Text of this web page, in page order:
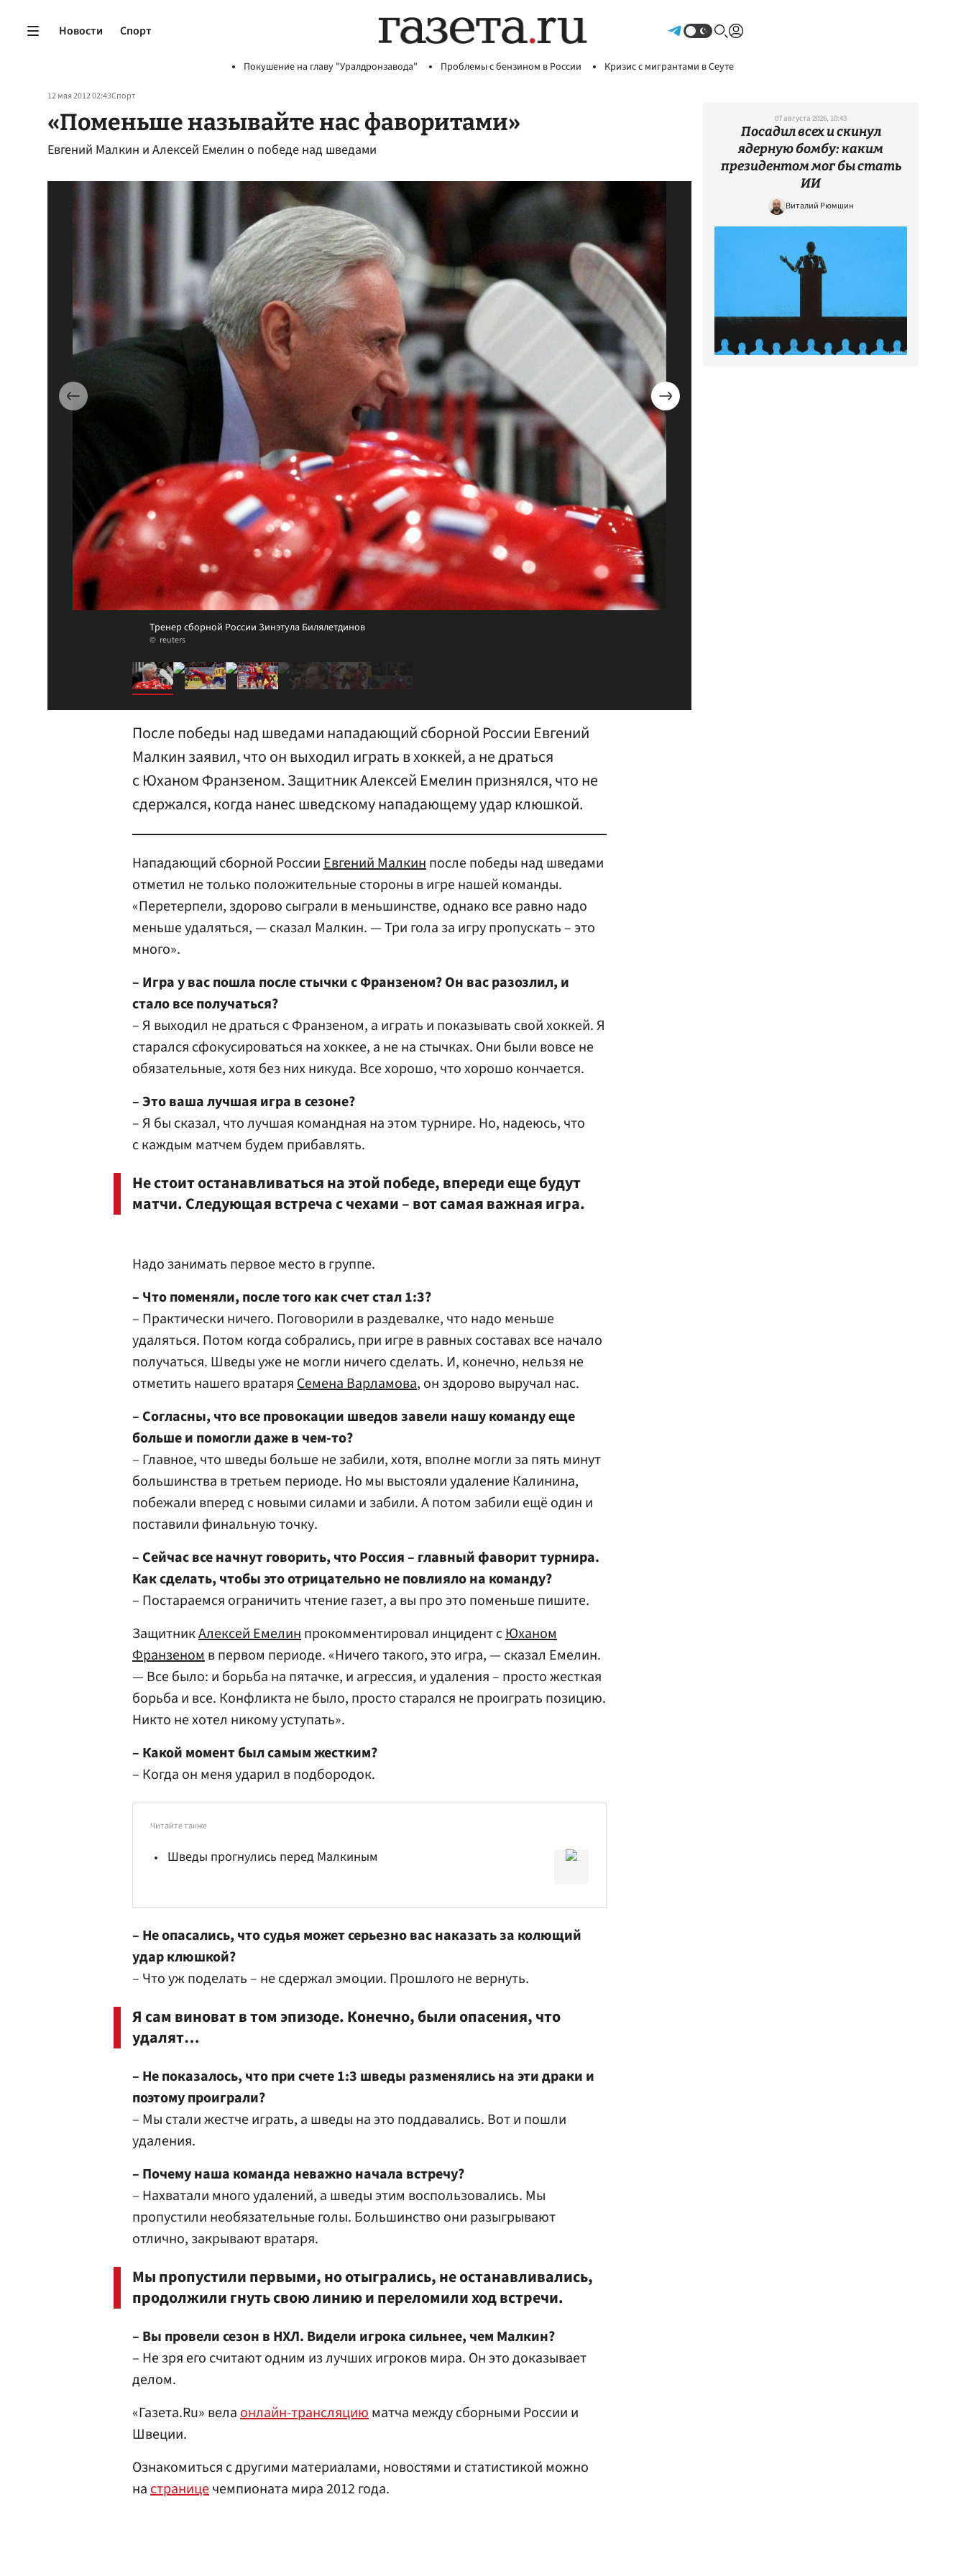
Новости Спорт
Покушение на главу "Уралдронзавода" Проблемы с бензином в России Кризис с мигрантами в Сеуте
12 мая 2012 02:43Спорт
«Поменьше называйте нас фаворитами»
Евгений Малкин и Алексей Емелин о победе над шведами
Тренер сборной России Зинэтула Билялетдинов
reuters
После победы над шведами нападающий сборной России Евгений
Малкин заявил, что он выходил играть в хоккей, а не драться
с Юханом Франзеном. Защитник Алексей Емелин признялся, что не
сдержался, когда нанес шведскому нападающему удар клюшкой.
Нападающий сборной РоссииЕвгений Малкинпосле победы над шведами
отметил не только положительные стороны в игре нашей команды.
«Перетерпели, здорово сыграли в меньшинстве, однако все равно надо
меньше удаляться, — сказал Малкин. — Три гола за игру пропускать – это
много».
– Игра у вас пошла после стычки с Франзеном? Он вас разозлил, и
стало все получаться?
– Я выходил не драться с Франзеном, а играть и показывать свой хоккей. Я
старался сфокусироваться на хоккее, а не на стычках. Они были вовсе не
обязательные, хотя без них никуда. Все хорошо, что хорошо кончается.
– Это ваша лучшая игра в сезоне?
– Я бы сказал, что лучшая командная на этом турнире. Но, надеюсь, что
с каждым матчем будем прибавлять.
Не стоит останавливаться на этой победе, впереди еще будут
матчи. Следующая встреча с чехами – вот самая важная игра.
Надо занимать первое место в группе.
– Что поменяли, после того как счет стал 1:3?
– Практически ничего. Поговорили в раздевалке, что надо меньше
удаляться. Потом когда собрались, при игре в равных составах все начало
получаться. Шведы уже не могли ничего сделать. И, конечно, нельзя не
отметить нашего вратаряСемена Варламова, он здорово выручал нас.
– Согласны, что все провокации шведов завели нашу команду еще
больше и помогли даже в чем-то?
– Главное, что шведы больше не забили, хотя, вполне могли за пять минут
большинства в третьем периоде. Но мы выстояли удаление Калинина,
побежали вперед с новыми силами и забили. А потом забили ещё один и
поставили финальную точку.
– Сейчас все начнут говорить, что Россия – главный фаворит турнира.
Как сделать, чтобы это отрицательно не повлияло на команду?
– Постараемся ограничить чтение газет, а вы про это поменьше пишите.
ЗащитникАлексей Емелинпрокомментировал инцидент сЮханом
Франзеномв первом периоде. «Ничего такого, это игра, — сказал Емелин.
— Все было: и борьба на пятачке, и агрессия, и удаления – просто жесткая
борьба и все. Конфликта не было, просто старался не проиграть позицию.
Никто не хотел никому уступать».
– Какой момент был самым жестким?
– Когда он меня ударил в подбородок.
Читайте также
Шведы прогнулись перед Малкиным
– Не опасались, что судья может серьезно вас наказать за колющий
удар клюшкой?
– Что уж поделать – не сдержал эмоции. Прошлого не вернуть.
Я сам виноват в том эпизоде. Конечно, были опасения, что
удалят…
– Не показалось, что при счете 1:3 шведы разменялись на эти драки и
поэтому проиграли?
– Мы стали жестче играть, а шведы на это поддавались. Вот и пошли
удаления.
– Почему наша команда неважно начала встречу?
– Нахватали много удалений, а шведы этим воспользовались. Мы
пропустили необязательные голы. Большинство они разыгрывают
отлично, закрывают вратаря.
Мы пропустили первыми, но отыгрались, не останавливались,
продолжили гнуть свою линию и переломили ход встречи.
– Вы провели сезон в НХЛ. Видели игрока сильнее, чем Малкин?
– Не зря его считают одним из лучших игроков мира. Он это доказывает
делом.
«Газета.Ru» велаонлайн-трансляциюматча между сборными России и
Швеции.
Ознакомиться с другими материалами, новостями и статистикой можно
настраницечемпионата мира 2012 года.
07 августа 2026, 10:43
Посадил всех и скинул
ядерную бомбу: каким
президентом мог бы стать
ИИ
Виталий Рюмшин